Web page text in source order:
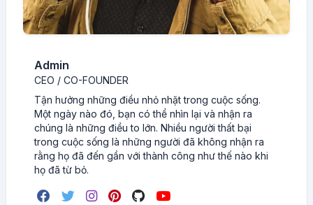
Admin
CEO / CO-FOUNDER
Tận hưởng những điều nhỏ nhặt trong cuộc sống.
Một ngày nào đó, bạn có thể nhìn lại và nhận ra
chúng là những điều to lớn. Nhiều người thất bại
trong cuộc sống là những người đã không nhận ra
rằng họ đã đến gần với thành công như thế nào khi
họ đã từ bỏ.